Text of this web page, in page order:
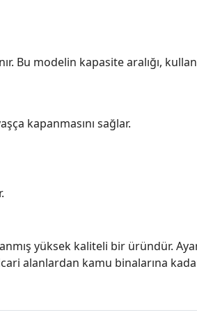
Bu modelin kapasite aralığı,
kapanmasını sağlar.
yüksek kaliteli bir üründür.
alanlardan kamu binalarına